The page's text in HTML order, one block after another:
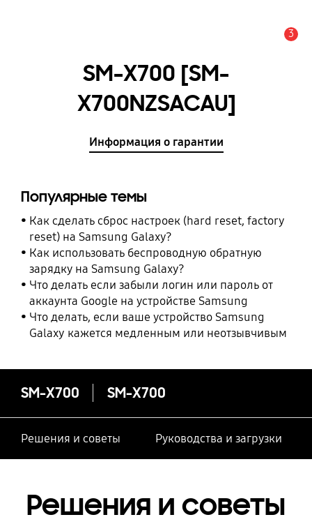
3
SM-X700 [SM-
X700NZSACAU]
Информация о гарантии
Популярные темы
Как сделать сброс настроек (hard reset, factory
reset) на Samsung Galaxy?
Как использовать беспроводную обратную
зарядку на Samsung Galaxy?
Что делать если забыли логин или пароль от
аккаунта Google на устройстве Samsung
Что делать, если ваше устройство Samsung
Galaxy кажется медленным или неотзывчивым
SM-X700 SM-X700
Решения и советы Руководства и загрузки
Решения и советы